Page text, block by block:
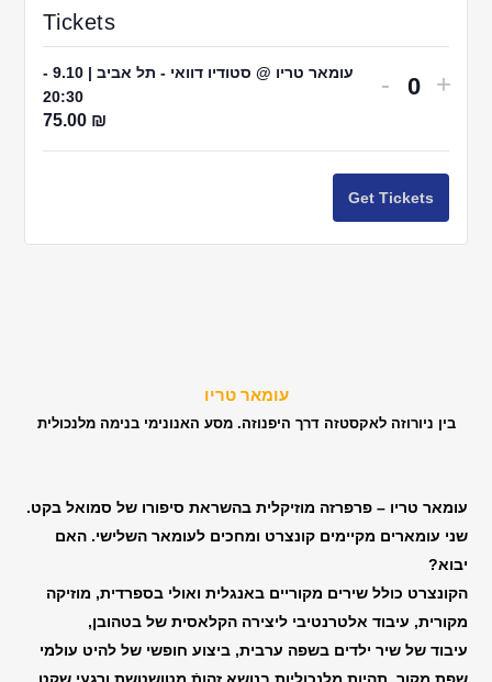
דוואי
|
21.8
-
דוואי
-
|
-
Tickets
עומאר טריו @ סטודיו דוואי - תל אביב | 9.10 -
20:30
75.00 ₪
Decrease
quantity
for
עומאר
טריו
אביב
-
20:30
-
for
טריו
אביב
-
+
Get Tickets
עומאר טריו
בין ניורוזה לאקסטזה דרך היפנוזה. מסע האנונימי בנימה מלנכולית
עומאר טריו – פרפרזה מוזיקלית בהשראת סיפורו של סמואל בקט.
שני עומארים מקיימים קונצרט ומחכים לעומאר השלישי. האם
יבוא?
הקונצרט כולל שירים מקוריים באנגלית ואולי בספרדית, מוזיקה
מקורית, עיבוד אלטרנטיבי ליצירה הקלאסית של בטהובן,
עיבוד של שיר ילדים בשפה ערבית, ביצוע חופשי של להיט עולמי
שפת מקור, תהיות מלנכוליות בנושא זהותֿ מטושטשת ורגעי שקט